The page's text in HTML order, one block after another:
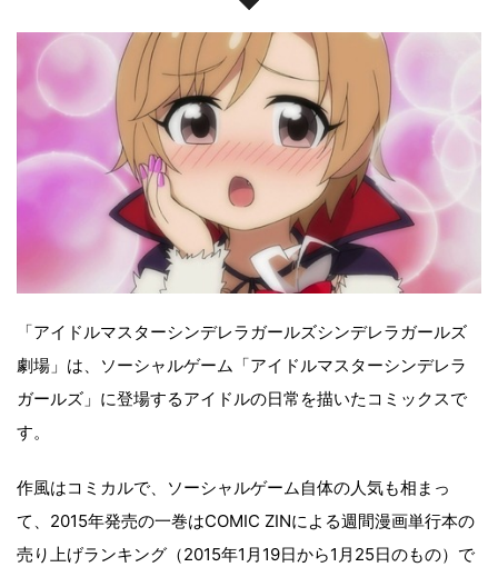
「アイドルマスターシンデレラガールズシンデレラガールズ
劇場」は、ソーシャルゲーム「アイドルマスターシンデレラ
ガールズ」に登場するアイドルの日常を描いたコミックスで
す。
作風はコミカルで、ソーシャルゲーム自体の人気も相まっ
て、2015年発売の一巻はCOMIC ZINによる週間漫画単行本の
売り上げランキング（2015年1月19日から1月25日のもの）で